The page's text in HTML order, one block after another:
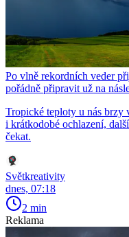
Po vlně rekordních veder
pořádně připravit už na
Tropické teploty u nás
i krátkodobé ochlazení,
čekat.
Světkreativity
dnes, 07:18
2 min
Reklama